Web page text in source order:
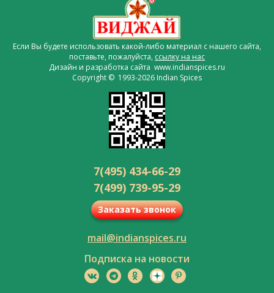
Если Вы будете использовать какой-либо материал с нашего сайта,
поставьте, пожалуйста, ссылку на нас
Дизайн и разработка сайта www.indianspices.ru
Copyright © 1993-2026 Indian Spices
7(495) 434-66-29
7(499) 739-95-29
Заказать звонок
mail@indianspices.ru
Подписка на новости